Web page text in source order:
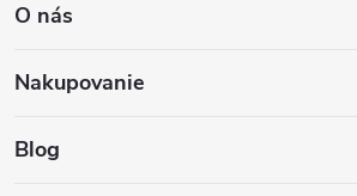
p
ä
O nás
Nakupovanie
Blog